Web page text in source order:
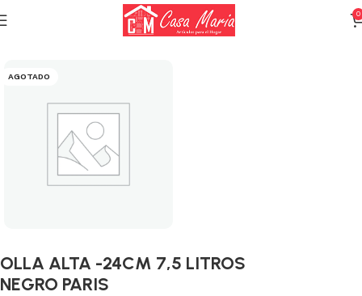
0
Calderas, Ollas y Sartenes Ollas
AGOTADO
OLLA ALTA -24CM 7,5 LITROS
NEGRO PARIS